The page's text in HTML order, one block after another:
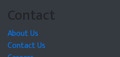
Contact
About Us
Contact Us